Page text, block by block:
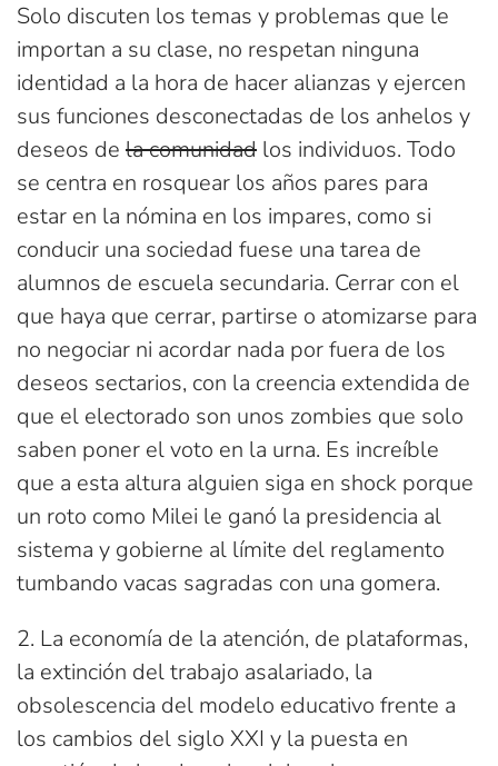
Solo discuten los temas y problemas que le
importan a su clase, no respetan ninguna
identidad a la hora de hacer alianzas y ejercen
sus funciones desconectadas de los anhelos y
deseos de la comunidad los individuos. Todo
se centra en rosquear los años pares para
estar en la nómina en los impares, como si
conducir una sociedad fuese una tarea de
alumnos de escuela secundaria. Cerrar con el
que haya que cerrar, partirse o atomizarse para
no negociar ni acordar nada por fuera de los
deseos sectarios, con la creencia extendida de
que el electorado son unos zombies que solo
saben poner el voto en la urna. Es increíble
que a esta altura alguien siga en shock porque
un roto como Milei le ganó la presidencia al
sistema y gobierne al límite del reglamento
tumbando vacas sagradas con una gomera.
2. La economía de la atención, de plataformas,
la extinción del trabajo asalariado, la
obsolescencia del modelo educativo frente a
los cambios del siglo XXI y la puesta en